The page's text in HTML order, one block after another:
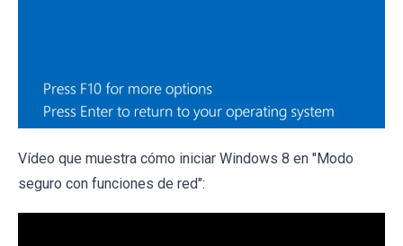
Vídeo que muestra cómo iniciar Windows 8 en "Modo
seguro con funciones de red":